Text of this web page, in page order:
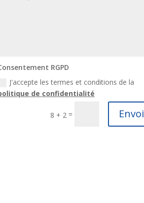
RGPD
J'accepte les termes et conditions de la
de confidentialité
8 + 2 = Envoi